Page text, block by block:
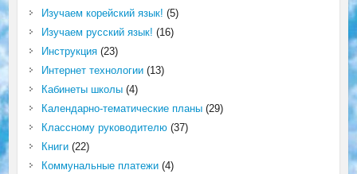
Изучаем корейский язык! (5)
Изучаем русский язык! (16)
Инструкция(23)
Интернет технологии(13)
Кабинеты школы(4)
Календарно-тематические планы(29)
Классному руководителю(37)
Книги(22)
Коммунальные платежи(4)